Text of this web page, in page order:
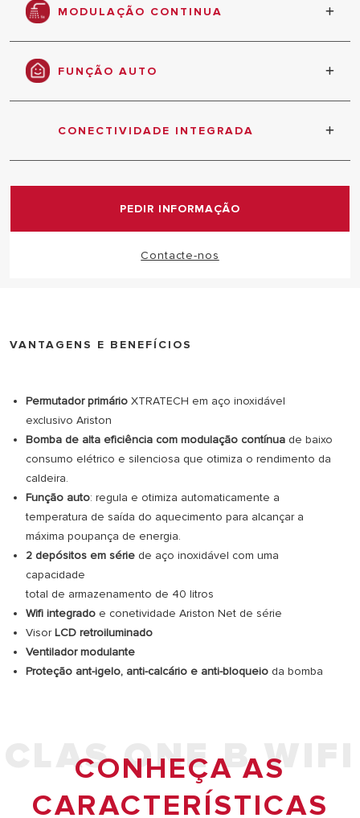
MODULAÇÃO CONTINUA
Bomba de alta eficiência com modulação contínua
de baixo consumo de energia e silenciosa que
otimiza o desempenho da caldeira
FUNÇÃO AUTO
Regula e otimiza a temperatura de saída do
máxima poupança de energia
CONECTIVIDADE INTEGRADA
Controle a sua caldeira desde a App Ariston Net
PEDIR INFORMAÇÃO
Contacte-nos
VANTAGENS E BENEFÍCIOS
Permutador primário XTRATECH em aço inoxidável
exclusivo Ariston
Bomba de alta eficiência com modulação contínua de baixo
consumo elétrico e silenciosa que otimiza o rendimento da
caldeira.
Função auto: regula e otimiza automaticamente a
temperatura de saída do aquecimento para alcançar a
máxima poupança de energia.
2 depósitos em série de aço inoxidável com uma
capacidade
total de armazenamento de 40 litros
Wifi integrado e conetividade Ariston Net de série
VisorLCD retroiluminado
Ventilador modulante
Proteção ant-igelo, anti-calcário e anti-bloqueio da bomba
CLAS ONE B WIFI
CONHEÇA AS
CARACTERÍSTICAS